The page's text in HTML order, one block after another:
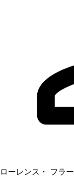
ローレンス・ フラー